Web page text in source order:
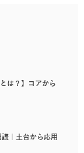
は？】コアから
｜土台から応用